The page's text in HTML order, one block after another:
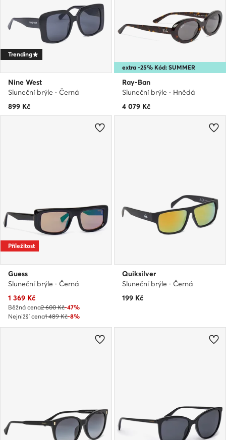
Trending
Nine West
Sluneční brýle · Černá
899 Kč
extra -25% Kód: SUMMER
Ray-Ban
Sluneční brýle · Hnědá
4 079 Kč
Příležitost
Guess
Sluneční brýle · Černá
Aktuální cena
1 369 Kč
Běžná cena2 600 Kč-47%
Nejnižší cena1 489 Kč-8%
Quiksilver
Sluneční brýle · Černá
199 Kč